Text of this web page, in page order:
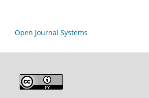
Open Journal Systems